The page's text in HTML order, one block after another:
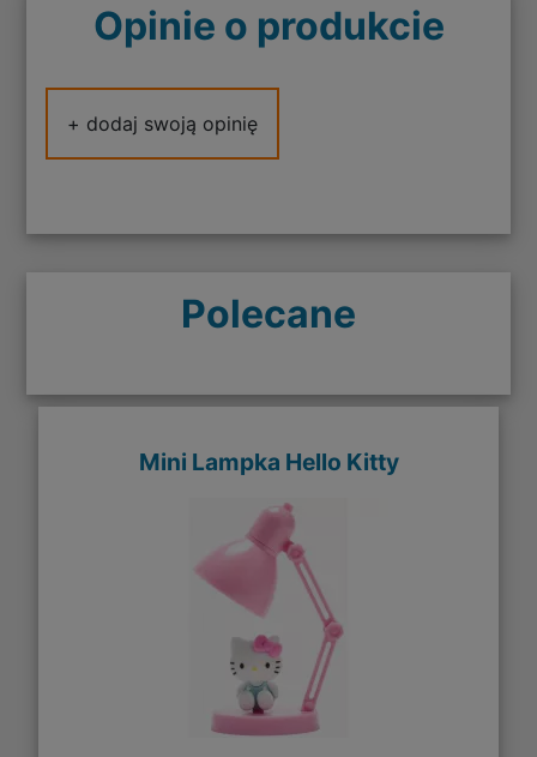
Opinie o produkcie
+ dodaj swoją opinię
Polecane
Mini Lampka Hello Kitty